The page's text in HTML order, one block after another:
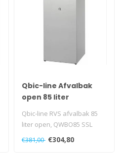
Qbic-line Afvalbak
open 85 liter
Qbic-line RVS afvalbak 85
liter open, QWBO85 SSL
€381,00 €304,80